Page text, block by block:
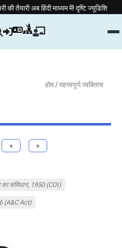
तैयारी अब हिंदी माध्यम में! दृष्टि ज्यूडिशियरी
होम/ महत्त्वपूर्ण व्यक्तित्व
« »
का संविधान, 1950 (COI)
(A&C Act)